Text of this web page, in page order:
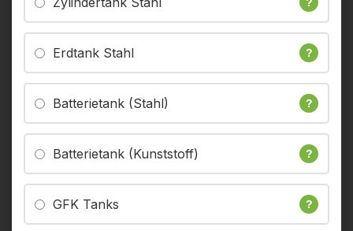
Erdtank Stahl ?
Batterietank (Stahl) ?
Batterietank (Kunststoff) ?
GFK Tanks ?